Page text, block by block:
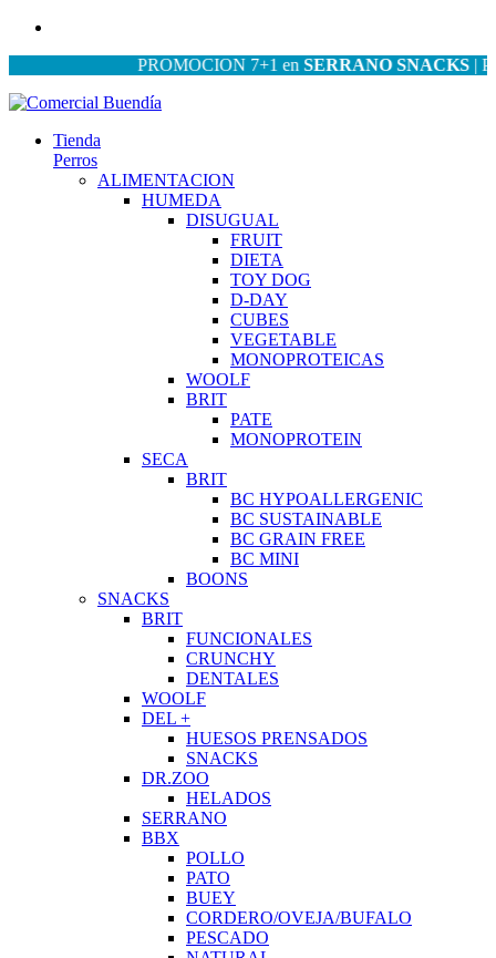
PROMOCION 7+1 enSERRANO SNACKS|
Tienda
Perros
ALIMENTACION
HUMEDA
DISUGUAL
FRUIT
DIETA
TOY DOG
D-DAY
CUBES
VEGETABLE
MONOPROTEICAS
WOOLF
BRIT
PATE
MONOPROTEIN
SECA
BRIT
BC HYPOALLERGENIC
BC SUSTAINABLE
BC GRAIN FREE
BC MINI
BOONS
SNACKS
BRIT
FUNCIONALES
CRUNCHY
DENTALES
WOOLF
DEL +
HUESOS PRENSADOS
SNACKS
DR.ZOO
HELADOS
SERRANO
BBX
POLLO
PATO
BUEY
CORDERO/OVEJA/BUFALO
PESCADO